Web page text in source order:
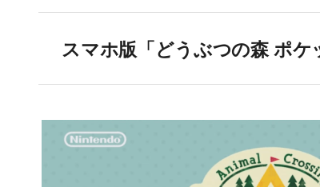
スマホ版「どうぶつの森 ポ